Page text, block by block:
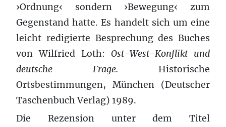
›Ordnung‹ sondern ›Bewegung‹ zum
Gegenstand hatte. Es handelt sich um eine
leicht redigierte Besprechung des Buches
von Wilfried Loth: Ost-West-Konflikt und
deutsche Frage. Historische
Ortsbestimmungen, München (Deutscher
Taschenbuch Verlag) 1989.
Die Rezension unter dem Titel